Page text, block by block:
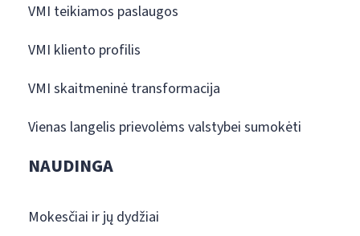
VMI teikiamos paslaugos
VMI kliento profilis
VMI skaitmeninė transformacija
Vienas langelis prievolėms valstybei sumokėti
NAUDINGA
Mokesčiai ir jų dydžiai